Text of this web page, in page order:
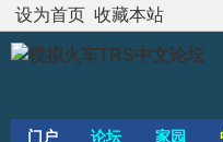
设为首页 收藏本站
门户 论坛 家园